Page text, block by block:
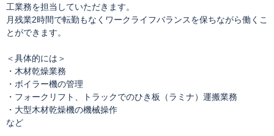
工業務を担当していただきます。
月残業2時間で転勤もなくワークライフバランスを保ちながら働くこ
とができます。
＜具体的には＞
・木材乾燥業務
・ボイラー機の管理
・フォークリフト、トラックでのひき板（ラミナ）運搬業務
・大型木材乾燥機の機械操作
など